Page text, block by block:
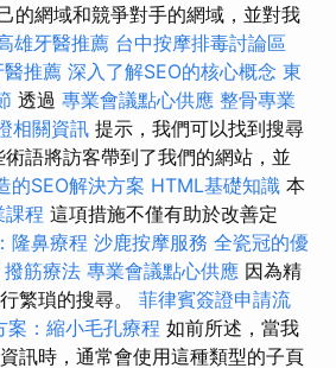
的網域和競爭對手的網域，並對我
雄牙醫推薦 台中按摩排毒討論區
醫推薦 深入了解SEO的核心概念 東
透過 專業會議點心供應 整骨專業
相關資訊 提示，我們可以找到搜尋
語將訪客帶到了我們的網站，並
的SEO解決方案 HTML基礎知識 本
課程 這項措施不僅有助於改善定
隆鼻療程 沙鹿按摩服務 全瓷冠的優
撥筋療法 專業會議點心供應 因為精
繁瑣的搜尋。 菲律賓簽證申請流
案：縮小毛孔療程 如前所述，當我
訊時，通常會使用這種類型的子頁